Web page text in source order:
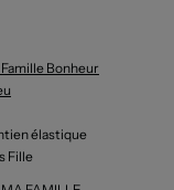
Famille Bonheur
élastique
Fille